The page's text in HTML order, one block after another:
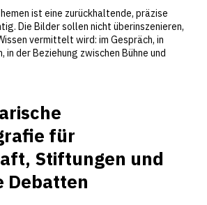
ist eine zurückhaltende, präzise
Die Bilder sollen nicht überinszenieren,
vermittelt wird: im Gespräch, in
in der Beziehung zwischen Bühne und
für
Stiftungen und